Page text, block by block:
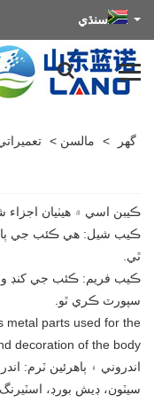
سنڌي
گهر > مالسن >
ڪيبن اسي ۾ هيٺيان اجزاء
ڪيب شيل: هي ڪئب جي
ٿي.
ڪيب فريم: ڪئب جي کنڊ
سپورٽ ڪري ٿو.
metal parts used for the
decoration of the body.
اندروني ۽ ٻاهرئين ٽرم:
سيٽون، ڊيش بورڊ،